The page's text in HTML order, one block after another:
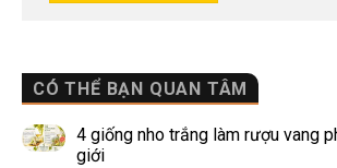
CÓ THỂ BẠN QUAN TÂM
4 giống nho trắng làm rượu vang
giới